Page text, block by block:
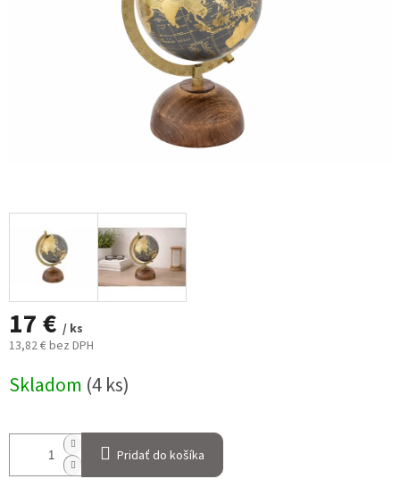
17 € / ks
13,82 € bez DPH
cena:
Skladom (4 ks)
Pridať do košíka